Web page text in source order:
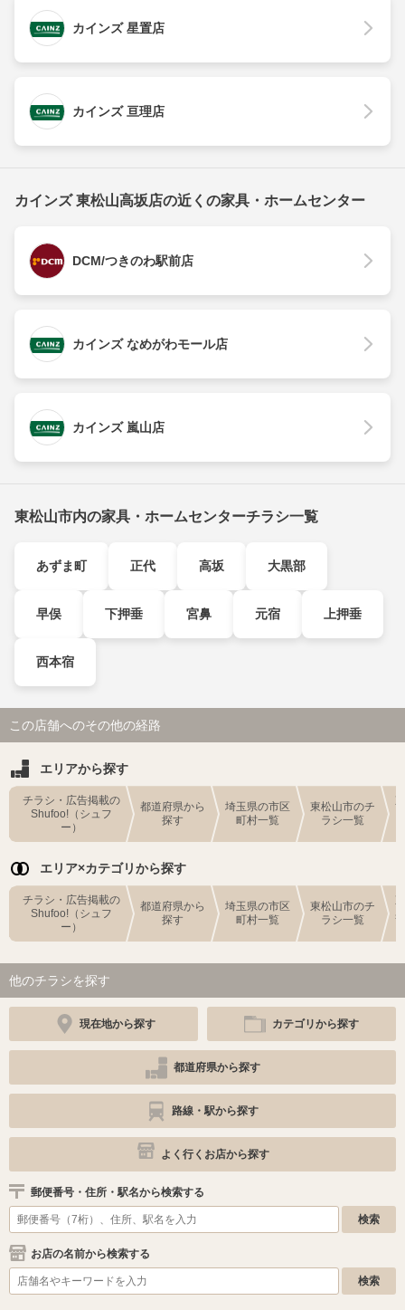
カインズ 星置店
カインズ 亘理店
カインズ 東松山高坂店の近くの家具・ホームセンター
DCM/つきのわ駅前店
カインズ なめがわモール店
カインズ 嵐山店
東松山市内の家具・ホームセンターチラシ一覧
あずま町 正代 高坂 大黒部
早俣 下押垂 宮鼻 元宿 上押垂
西本宿
この店舗へのその他の経路
エリアから探す
チラシ・広告掲載の
Shufoo!（シュフ
ー）
都道府県から
探す
埼玉県の市区
町村一覧
東松山市のチ
ラシ一覧
エリア×カテゴリから探す
チラシ・広告掲載の
Shufoo!（シュフ
ー）
都道府県から
探す
埼玉県の市区
町村一覧
東松山市のチ
ラシ一覧
他のチラシを探す
現在地から探す カテゴリから探す
都道府県から探す
路線・駅から探す
よく行くお店から探す
郵便番号・住所・駅名から検索する
お店の名前から検索する